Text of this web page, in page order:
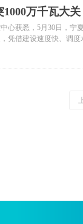
元/Wh，上涨约0.052/
，规模4523.35MWh
万千瓦大关
心获悉，5月30日，宁
凭借建设速度快、调